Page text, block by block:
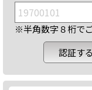
※半角数字８桁で